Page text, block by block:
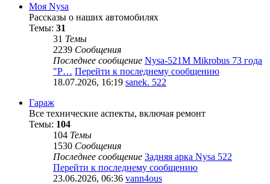
Моя Nysa
Рассказы о наших автомобилях
Темы: 31
31 Темы
2239 Сообщения
Последнее сообщение Nysa-521M Mikrobus 73 года
"Р… Перейти к последнему сообщению
18.07.2026, 16:19 sanek. 522
Гараж
Все технические аспекты, включая ремонт
Темы: 104
104 Темы
1530 Сообщения
Последнее сообщение Задняя арка Nysa 522
Перейти к последнему сообщению
23.06.2026, 06:36 vann4ous